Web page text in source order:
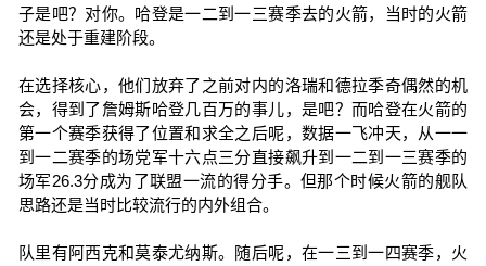
子是吧？对你。哈登是一二到一三赛季去的火箭，当时的火箭
还是处于重建阶段。
在选择核心，他们放弃了之前对内的洛瑞和德拉季奇偶然的机
会，得到了詹姆斯哈登几百万的事儿，是吧？而哈登在火箭的
第一个赛季获得了位置和求全之后呢，数据一飞冲天，从一一
到一二赛季的场党军十六点三分直接飙升到一二到一三赛季的
场军26.3分成为了联盟一流的得分手。但那个时候火箭的舰队
思路还是当时比较流行的内外组合。
队里有阿西克和莫泰尤纳斯。随后呢，在一三到一四赛季，火